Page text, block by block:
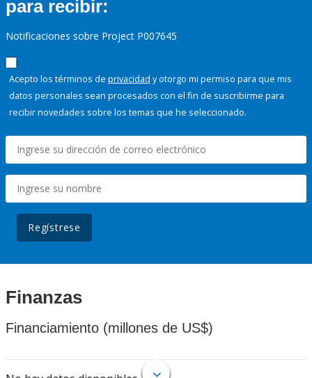
para recibir:
Notificaciones sobre Project P007645
Acepto los términos de privacidad y otorgo mi permiso para que mis
datos personales sean procesados con el fin de suscribirme para
recibir novedades sobre los temas que he seleccionado.
Regístrese
Finanzas
Financiamiento (millones de US$)